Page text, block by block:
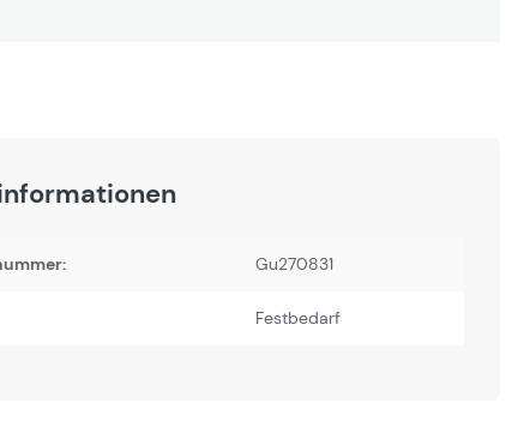
Gu270831
Festbedarf